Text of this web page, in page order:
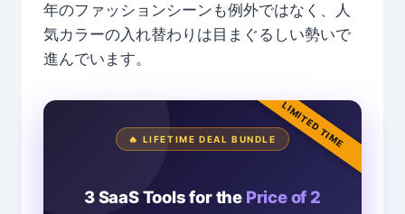
年のファッションシーンも例外ではなく、人
気カラーの入れ替わりは目まぐるしい勢いで
進んでいます。
LIMITED TIME
🔥 LIFETIME DEAL BUNDLE
3 SaaS Tools for the Price of 2